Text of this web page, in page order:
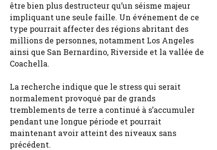
être bien plus destructeur qu’un séisme majeur
impliquant une seule faille. Un événement de ce
type pourrait affecter des régions abritant des
millions de personnes, notamment Los Angeles
ainsi que San Bernardino, Riverside et la vallée de
Coachella.
La recherche indique que le stress qui serait
normalement provoqué par de grands
tremblements de terre a continué à s’accumuler
pendant une longue période et pourrait
maintenant avoir atteint des niveaux sans
précédent.